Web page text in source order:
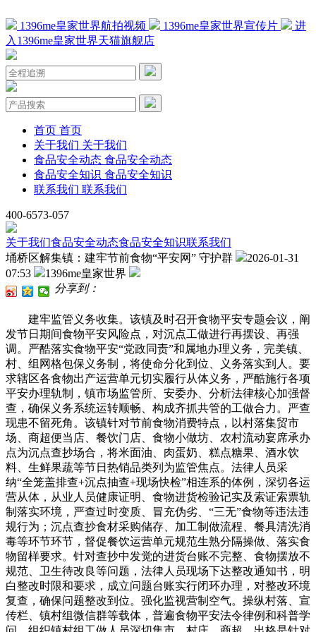
1396me皇家世界航拍视频 1396me皇家世界宣传片
进
入1396me皇家世界天猫旗舰店
首页 首页
关于我们 关于我们
食品安全动态 食品安全动态
食品安全知识 食品安全知识
联系我们 联系我们
400-6573-057
关于我们食品安全动态食品安全知识联系我们
埇桥区解集镇：建牢节前食物“平安网” 守护群
2026-01-31
07:53
1396me皇家世界
分享到：
建牢监管义务收集。该镇及时召开食物平安专题会议，阐
发节日期间食物平安风险点，对沉点工做进行再摆设、再强
调。严酷落实食物平安“党政同责”和属地办理义务，完美镇、
村、组网格包保义务制，将使命分化到位、义务落实到人。要
求辖区各食物出产运营单元切实履行从体义务，严酷施行各项
平安办理轨制，镇市场监管所、安委办、分析法律核心加强督
查，确保义务系统运转顺畅、构成齐抓共管的工做合力。严查
现患不留死角。该镇针对节前食物消费特点，以村落集贸市
场、商超便当店、餐饮门店、食物小做坊、农村流动宴席承办
点为沉点查抄场合，将米面油、肉蛋奶、糕点糖果、酒水饮
料、生鲜果蔬等节日热销品类列为监管焦点。法律人员采
纳“全笼盖排查+沉点抽查+现场快检”相连系的体例，深切各运
营从体，从业人员健康证明、食物进货检验记实及索证索票轨
制落实环境，严查过时变质、冒充伪劣、“三无”食物等违法违
规行为；沉点查抄食材采购储存、加工制做流程、餐具清洗消
毒等环节环节，督促餐饮运营单元规范生熟分隔操做、落实食
物留样要求。针对查抄中发觉的进货台账不完整、食物摆放不
规范、卫生待改良等问题，法律人员现场下达整改通知书，明
白整改时限和要求，成立问题台账实行闭环办理，对整改环境
复查，确保问题整改到位。强化监视营制空气。操纵村落、宣
传栏、镇村组微信群等载体，普遍食物平安法令律例和科普学